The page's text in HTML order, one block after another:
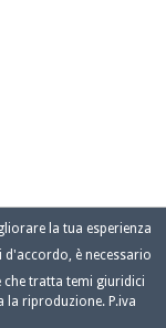
la tua esperienza
d'accordo, è necessario
che tratta temi giuridici
la riproduzione. P.iva